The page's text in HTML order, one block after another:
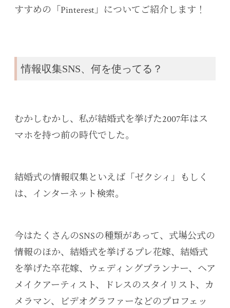
すすめの「Pinterest」についてご紹介します！
情報収集SNS、何を使ってる？
むかしむかし、私が結婚式を挙げた2007年はス
マホを持つ前の時代でした。
結婚式の情報収集といえば「ゼクシィ」もしく
は、インターネット検索。
今はたくさんのSNSの種類があって、式場公式の
情報のほか、結婚式を挙げるプレ花嫁、結婚式
を挙げた卒花嫁、ウェディングプランナー、ヘア
メイクアーティスト、ドレスのスタイリスト、カ
メラマン、ビデオグラファーなどのプロフェッ